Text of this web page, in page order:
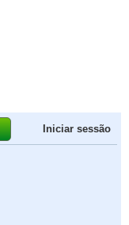
Iniciar sessão